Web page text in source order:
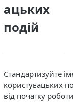
ацьких
подій
Стандартизуйте
користувацьких
від початку